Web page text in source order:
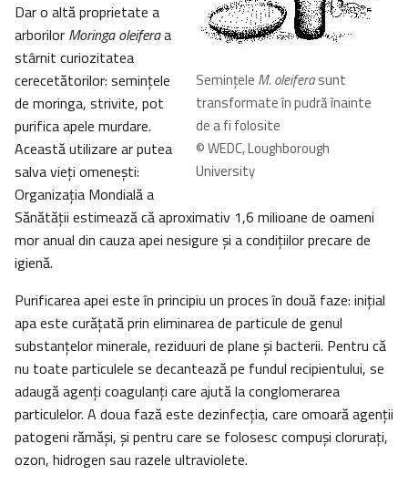
Seminţele M. oleiferasunt
transformate în pudră înainte
de a fi folosite
© WEDC, Loughborough
University
Dar o altă proprietate a
arborilor Moringa oleiferaa
stârnit curiozitatea
cerecetătorilor: seminţele
de moringa, strivite, pot
purifica apele murdare.
Această utilizare ar putea
salva vieţi omeneşti:
Organizaţia Mondială a
Sănătăţii estimează că aproximativ 1,6 milioane de oameni
mor anual din cauza apei nesigure şi a condiţiilor precare de
igienă.
Purificarea apei este în principiu un proces în două faze: iniţial
apa este curăţată prin eliminarea de particule de genul
substanţelor minerale, reziduuri de plane şi bacterii. Pentru că
nu toate particulele se decantează pe fundul recipientului, se
adaugă agenţi coagulanţi care ajută la conglomerarea
particulelor. A doua fază este dezinfecţia, care omoară agenţii
patogeni rămăşi, şi pentru care se folosesc compuşi cloruraţi,
ozon, hidrogen sau razele ultraviolete.